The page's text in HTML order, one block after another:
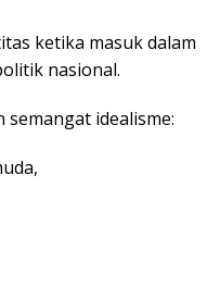
ketika masuk dalam
nasional.
idealisme: